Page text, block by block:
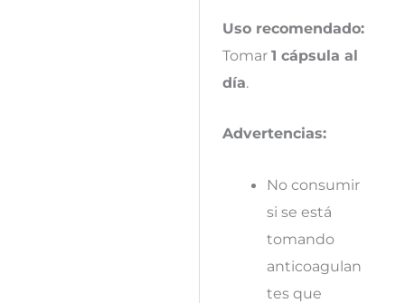
Uso recomendado:
Tomar 1 cápsula al
día.
Advertencias:
No consumir
si se está
tomando
anticoagulan
tes que